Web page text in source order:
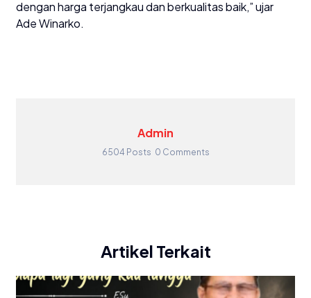
dengan harga terjangkau dan berkualitas baik,” ujar
Ade Winarko.
Admin
6504 Posts 0 Comments
Artikel Terkait